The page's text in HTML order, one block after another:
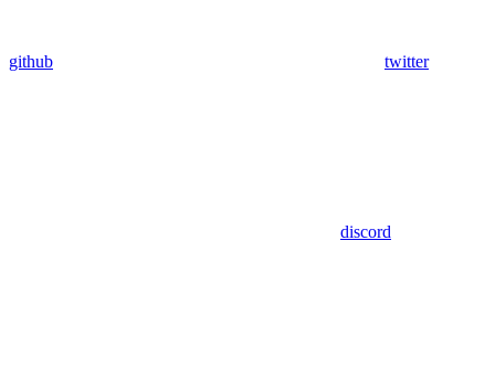
github twitter
discord